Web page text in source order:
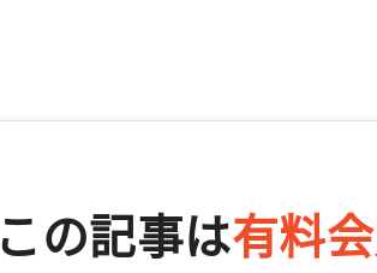
この記事は有料